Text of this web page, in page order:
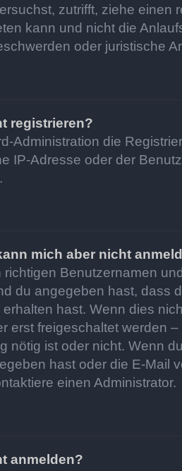
zutrifft, ziehe
kann und nicht die
oder juristische
registrieren?
Administration die
IP-Adresse oder der
mich aber nicht
Benutzernamen
du angegeben hast, dass
hast. Wenn dies
erst freigeschaltet werden
nötig ist oder nicht. Wenn
hast oder die E-Mail
einen Administrator.
anmelden?